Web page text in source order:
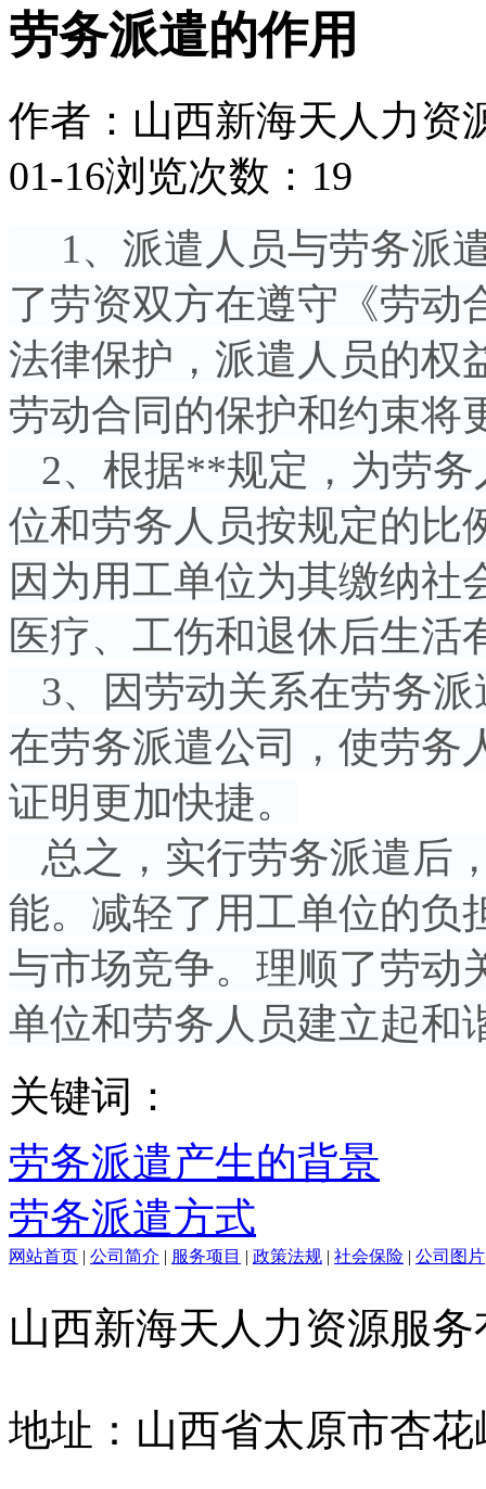
劳务派遣的作用
作者：山西新海天人力资
01-16浏览次数：19
1、派遣人员与劳务派
了劳资双方在遵守《劳动
法律保护，派遣人员的权
劳动合同的保护和约束将
2、根据**规定，为劳务
位和劳务人员按规定的比
因为用工单位为其缴纳社
医疗、工伤和退休后生活
3、因劳动关系在劳务
在劳务派遣公司，使劳务
证明更加快捷。
总之，实行劳务派遣后
能。减轻了用工单位的负
与市场竞争。理顺了劳动
单位和劳务人员建立起和
关键词：
劳务派遣产生的背景
劳务派遣方式
网站首页 | 公司简介 | 服务项目 | 政策法规 | 社会保险 | 公司图片
山西新海天人力资源服
地址：山西省太原市杏